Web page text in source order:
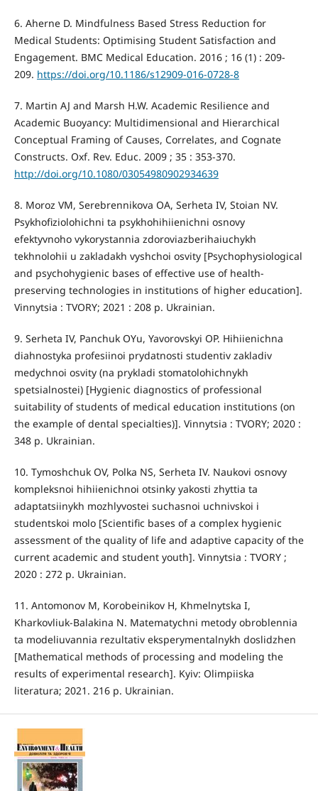
6. Aherne D. Mindfulness Based Stress Reduction for
Medical Students: Optimising Student Satisfaction and
Engagement. BMC Medical Education. 2016 ; 16 (1) : 209-
209. https://doi.org/10.1186/s12909-016-0728-8
7. Martin AJ and Marsh H.W. Academic Resilience and
Academic Buoyancy: Multidimensional and Hierarchical
Conceptual Framing of Causes, Correlates, and Cognate
Constructs. Oxf. Rev. Educ. 2009 ; 35 : 353-370.
http://doi.org/10.1080/03054980902934639
8. Moroz VM, Serebrennikova OA, Serheta IV, Stoian NV.
Psykhofiziolohichni ta psykhohihiienichni osnovy
efektyvnoho vykorystannia zdoroviazberihaiuchykh
tekhnolohii u zakladakh vyshchoi osvity [Psychophysiological
and psychohygienic bases of effective use of health-
preserving technologies in institutions of higher education].
Vinnytsia : TVORY; 2021 : 208 p. Ukrainian.
9. Serheta IV, Panchuk OYu, Yavorovskyi OP. Hihiienichna
diahnostyka profesiinoi prydatnosti studentiv zakladiv
medychnoi osvity (na prykladi stomatolohichnykh
spetsialnostei) [Hygienic diagnostics of professional
suitability of students of medical education institutions (on
the example of dental specialties)]. Vinnytsia : TVORY; 2020 :
348 p. Ukrainian.
10. Tymoshchuk OV, Polka NS, Serheta IV. Naukovi osnovy
kompleksnoi hihiienichnoi otsinky yakosti zhyttia ta
adaptatsiinykh mozhlyvostei suchasnoi uchnivskoi i
studentskoi molo [Scientific bases of a complex hygienic
assessment of the quality of life and adaptive capacity of the
current academic and student youth]. Vinnytsia : TVORY ;
2020 : 272 p. Ukrainian.
11. Antomonov M, Korobeinikov H, Khmelnytska I,
Kharkovliuk-Balakina N. Matematychni metody obroblennia
ta modeliuvannia rezultativ eksperymentalnykh doslidzhen
[Mathematical methods of processing and modeling the
results of experimental research]. Kyiv: Olimpiiska
literatura; 2021. 216 p. Ukrainian.